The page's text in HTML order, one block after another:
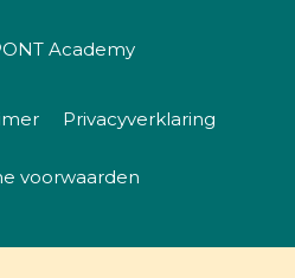
Academy
Privacyverklaring
voorwaarden